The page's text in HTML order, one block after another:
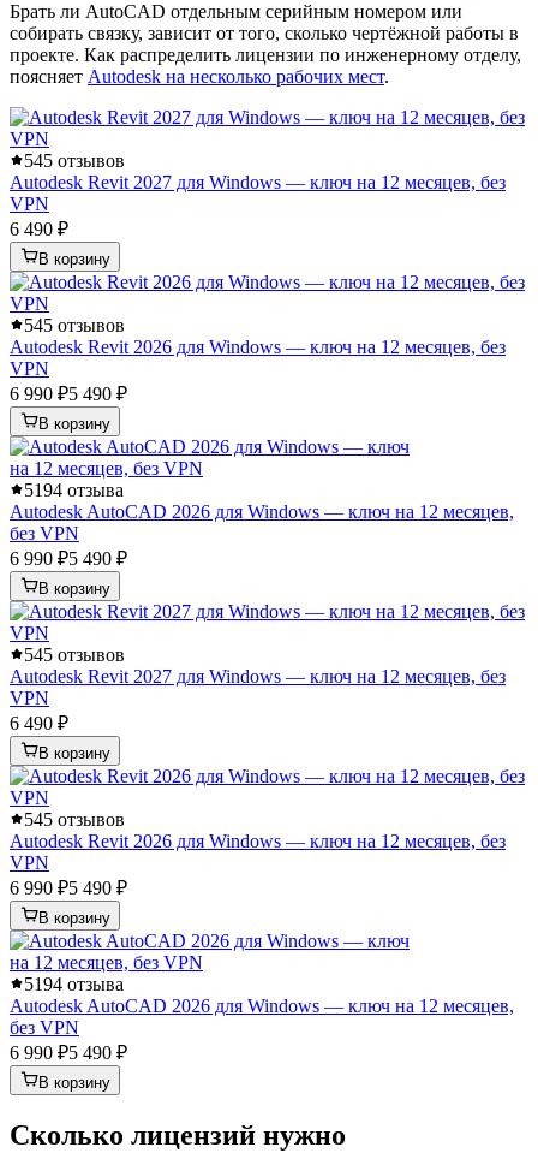
Брать ли AutoCAD отдельным серийным номером или
собирать связку, зависит от того, сколько чертёжной работы в
проекте. Как распределить лицензии по инженерному отделу,
поясняет Autodesk на несколько рабочих мест.
545 отзывов
Autodesk Revit 2027 для Windows — ключ на 12 месяцев, без
VPN
6 490 ₽
В корзину
545 отзывов
Autodesk Revit 2026 для Windows — ключ на 12 месяцев, без
VPN
6 990 ₽5 490 ₽
В корзину
5194 отзыва
Autodesk AutoCAD 2026 для Windows — ключ на 12 месяцев,
без VPN
6 990 ₽5 490 ₽
В корзину
545 отзывов
Autodesk Revit 2027 для Windows — ключ на 12 месяцев, без
VPN
6 490 ₽
В корзину
545 отзывов
Autodesk Revit 2026 для Windows — ключ на 12 месяцев, без
VPN
6 990 ₽5 490 ₽
В корзину
5194 отзыва
Autodesk AutoCAD 2026 для Windows — ключ на 12 месяцев,
без VPN
6 990 ₽5 490 ₽
В корзину
Сколько лицензий нужно